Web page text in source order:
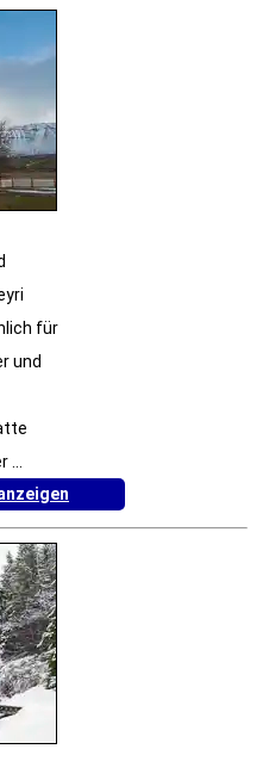
für
und